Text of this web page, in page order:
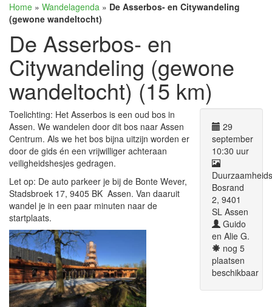
Home » Wandelagenda » De Asserbos- en Citywandeling
(gewone wandeltocht)
De Asserbos- en
Citywandeling (gewone
wandeltocht) (15 km)
29
september
10:30 uur
Bosrand
2, 9401
SL Assen
Guido
en Alie G.
nog 5
plaatsen
beschikbaar
Toelichting: Het Asserbos is een oud bos in
Assen. We wandelen door dit bos naar Assen
Centrum. Als we het bos bijna uitzijn worden er
door de gids én een vrijwilliger achteraan
veiligheidshesjes gedragen.
Let op: De auto parkeer je bij de Bonte Wever,
Stadsbroek 17, 9405 BK Assen. Van daaruit
wandel je in een paar minuten naar de
startplaats.